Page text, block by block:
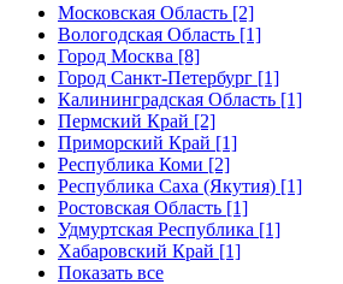
Московская Область [2]
Вологодская Область [1]
Город Москва [8]
Город Санкт-Петербург [1]
Калининградская Область [1]
Пермский Край [2]
Приморский Край [1]
Республика Коми [2]
Республика Саха (Якутия) [1]
Ростовская Область [1]
Удмуртская Республика [1]
Хабаровский Край [1]
Показать все